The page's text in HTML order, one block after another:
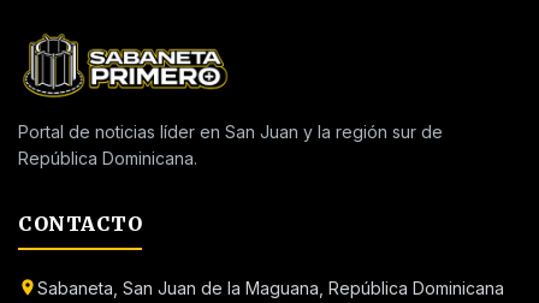
Portal de noticias líder en San Juan y la región sur de
República Dominicana.
CONTACTO
Sabaneta, San Juan de la Maguana, República Dominicana